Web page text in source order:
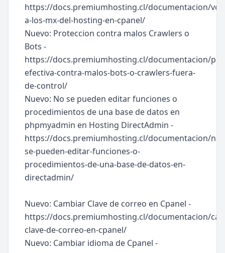
https://docs.premiumhosting.cl/documentacion/
a-los-mx-del-hosting-en-cpanel/
Nuevo: Proteccion contra malos Crawlers o
Bots -
https://docs.premiumhosting.cl/documentacion/
efectiva-contra-malos-bots-o-crawlers-fuera-
de-control/
Nuevo: No se pueden editar funciones o
procedimientos de una base de datos en
phpmyadmin en Hosting DirectAdmin -
https://docs.premiumhosting.cl/documentacion/no-
se-pueden-editar-funciones-o-
procedimientos-de-una-base-de-datos-en-
directadmin/
Nuevo: Cambiar Clave de correo en Cpanel -
https://docs.premiumhosting.cl/documentacion/
clave-de-correo-en-cpanel/
Nuevo: Cambiar idioma de Cpanel -